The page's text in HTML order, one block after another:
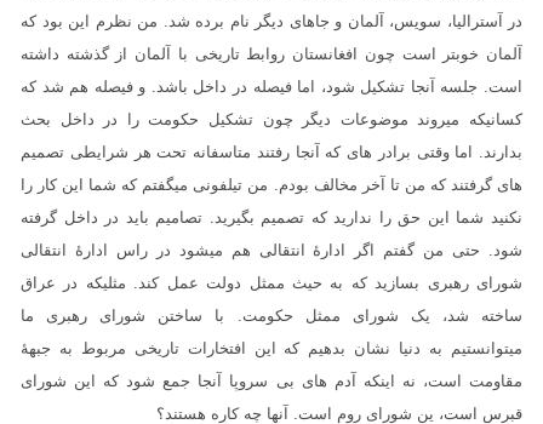
در آسترالیا، سویس، آلمان و جاهای دیگر نام برده شد. من نظرم این بود که
آلمان خوبتر است چون افغانستان روابط تاریخی با آلمان از گذشته داشته
است. جلسه آنجا تشکیل شود، اما فیصله در داخل باشد. و فیصله هم شد که
کسانیکه میروند موضوعات دیگر چون تشکیل حکومت را در داخل بحث
بدارند. اما وقتی برادر های که آنجا رفتند متاسفانه تحت هر شرایطی تصمیم
های گرفتند که من تا آخر مخالف بودم. من تیلفونی میگفتم که شما این کار را
نکنید شما این حق را ندارید که تصمیم بگیرید. تصامیم باید در داخل گرفته
شود. حتی من گفتم اگر ادارۀ انتقالی هم میشود در راس ادارۀ انتقالی
شورای رهبری بسازید که به حیث ممثل دولت عمل کند. مثلیکه در عراق
ساخته شد، یک شورای ممثل حکومت. با ساختن شورای رهبری ما
میتوانستیم به دنیا نشان بدهیم که این افتخارات تاریخی مربوط به جبهۀ
مقاومت است، نه اینکه آدم های بی سروپا آنجا جمع شود که این شورای
قبرس است، ین شورای روم است. آنها چه کاره هستند؟